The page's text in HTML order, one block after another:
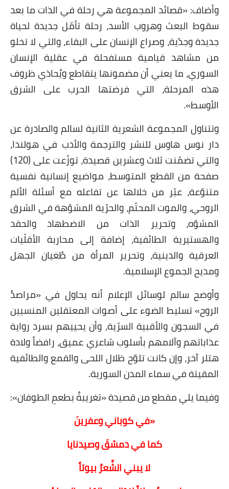
وأضاف: «قصائد المجموعة هي رحلة في الذات ما بعد
سقوط البعث وهروب الأسد، رحلة تأمّل جديدة لحياة
جديدة وجدّية، وصراع الإنسان على البقاء، والتي لا تخلو
من مشاهد قيامية مستفحلة في عقلية الإنسان
السوري، ما يعني أن مضمونها يتقاطع ويُحاذي ظروف
هذه المرحلة، التي فرضتها الحرب على الشرق
الأوسط».
وتتناول المجموعة الشعرية الثانية لسالم والصادرة عن
دار نوس هاوس للنشر والترجمة والأدب في هولندا،
والتي تضمّنت ثلاث وعشرين قصيدة، توزّعت على (120)
صفحة من القطع المتوسط، مواضيع إنسانية نفسية
متنوّعة، عبّر من خلالها عن تفاعله مع أسئلة الألم
الروحي، والموت المحتّم، والحرّية المشوّهة في الشرق
المشوّه، وتحرير الذات من الاضطهاد والحقد
والهستيرية الطائفية، إضافة إلى محاربة الأقلّيات
العرقية والدينية، وتحرير المرأة من طُغيان الجهل
ومديح الجموع الإسلامية.
وأوضح سالم لوسائل الإعلام أنه يحاول في «مراصدُ
الروح» تسليط الضوء على أصوات المعتقلين المنسيين
في السجون والأقبية السرّية، وأن يحييهم بسرد رواية
عذاباتهم وآلامهم بأسلوب شاعري عميق، رافضاً ولادة
هتلر آخر، وإن كانت تلوّح ظلال اللحى والقمع والطائفية
المقيتة في سماء المدن السورية.
وفيما يلي مقطع من قصيدة «تغريبةٌ بطعمِ الطوفان»:
«في كوباني وعفرينَ
كما في دمشقَ وصيدنايا
لا يبني الشِّعرُ بيوتاً